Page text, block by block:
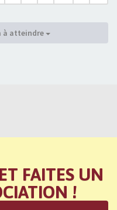
à atteindre
FAITES UN
!